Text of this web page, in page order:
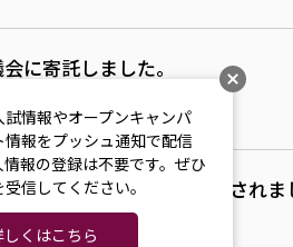
に寄託しました。
宮城』活動報告会が実施されま
情報やオープンキャンパ
情報をプッシュ通知で配信
報の登録は不要です。ぜひ
信してください。
しくはこちら